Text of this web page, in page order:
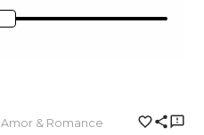
Amor & Romance